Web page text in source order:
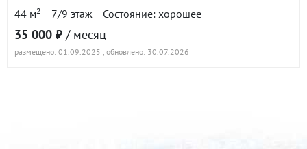
44 м2 7/9 этаж Состояние: хорошее
35 000 ₽ / месяц
размещено: 01.09.2025 , обновлено: 30.07.2026